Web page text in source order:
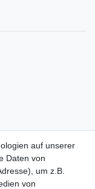
auf unserer
Daten von
um z.B.
von